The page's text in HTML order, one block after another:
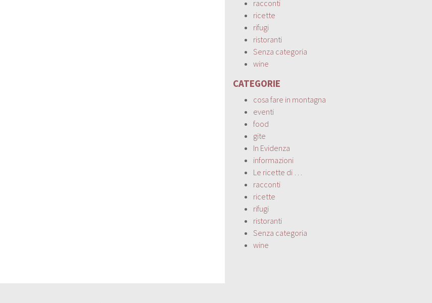
racconti
ricette
rifugi
ristoranti
Senza categoria
wine
CATEGORIE
cosa fare in montagna
eventi
food
gite
In Evidenza
informazioni
Le ricette di …
racconti
ricette
rifugi
ristoranti
Senza categoria
wine